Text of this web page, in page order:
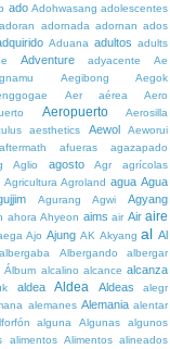
ado Adohwasang adolescentes
adoran adornada adornan ados
Aduana adultos adults
Adventure adyacente
Ae
Aegibong
Aegok
Aer aérea
Aero
Aeropuerto
Aerosilla
aesthetics Aewol
Aeworui
aftermath afueras agazapado
Aglio agosto Agr
agrícolas
Agricultura Agroland agua Agua
Agurang Agwi Agyang
ahora Ahyeon aims air Air aire
Ajo Ajung AK Akyang al Al
albergaba Albergando
albergar
Álbum alcalino alcance alcanza
aldea Aldea Aldeas
alegr
alemanes Alemania alentar
alguna Algunas
algunos
alimentos Alimentos alineados